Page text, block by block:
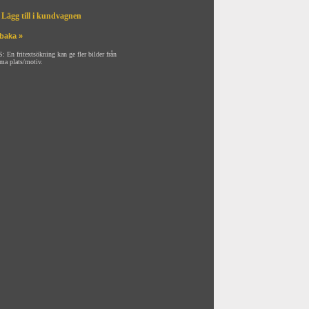
Lägg till i kundvagnen
»
En fritextsökning kan ge fler bilder från
plats/motiv.